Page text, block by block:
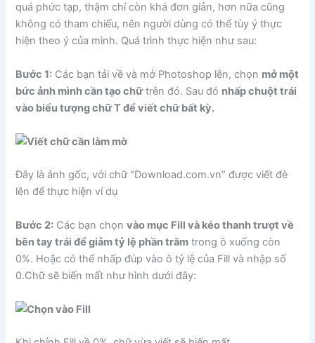
quá phức tạp, thậm chí còn khá đơn giản, hơn nữa cũng
không có tham chiếu, nên người dùng có thể tùy ý thực
hiện theo ý của mình. Quá trình thực hiện như sau:
Bước 1: Các bạn tải về và mở Photoshop lên, chọn mở một
bức ảnh mình cần tạo chữtrên đó. Sau đó nhấp chuột trái
vào biểu tượng chữ T để viết chữ bất kỳ.
Đây là ảnh gốc, với chữ “Download.com.vn” được viết đè
lên để thực hiện ví dụ
Bước 2: Các bạn chọnvào mục Fill và kéo thanh trượt về
bên tay trái để giảm tỷ lệ phần trăm trong ô xuống còn
0%. Hoặc có thể nhấp đúp vào ô tỷ lệ của Fill và nhập số
0.Chữ sẽ biến mất như hình dưới đây: